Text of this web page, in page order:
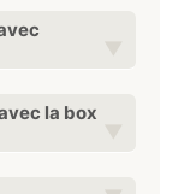
la box